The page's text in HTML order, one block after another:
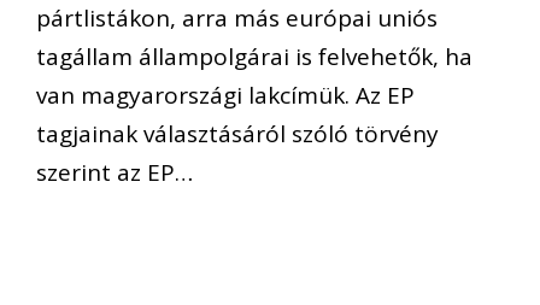
pártlistákon, arra más európai uniós
tagállam állampolgárai is felvehetők, ha
van magyarországi lakcímük. Az EP
tagjainak választásáról szóló törvény
szerint az EP…